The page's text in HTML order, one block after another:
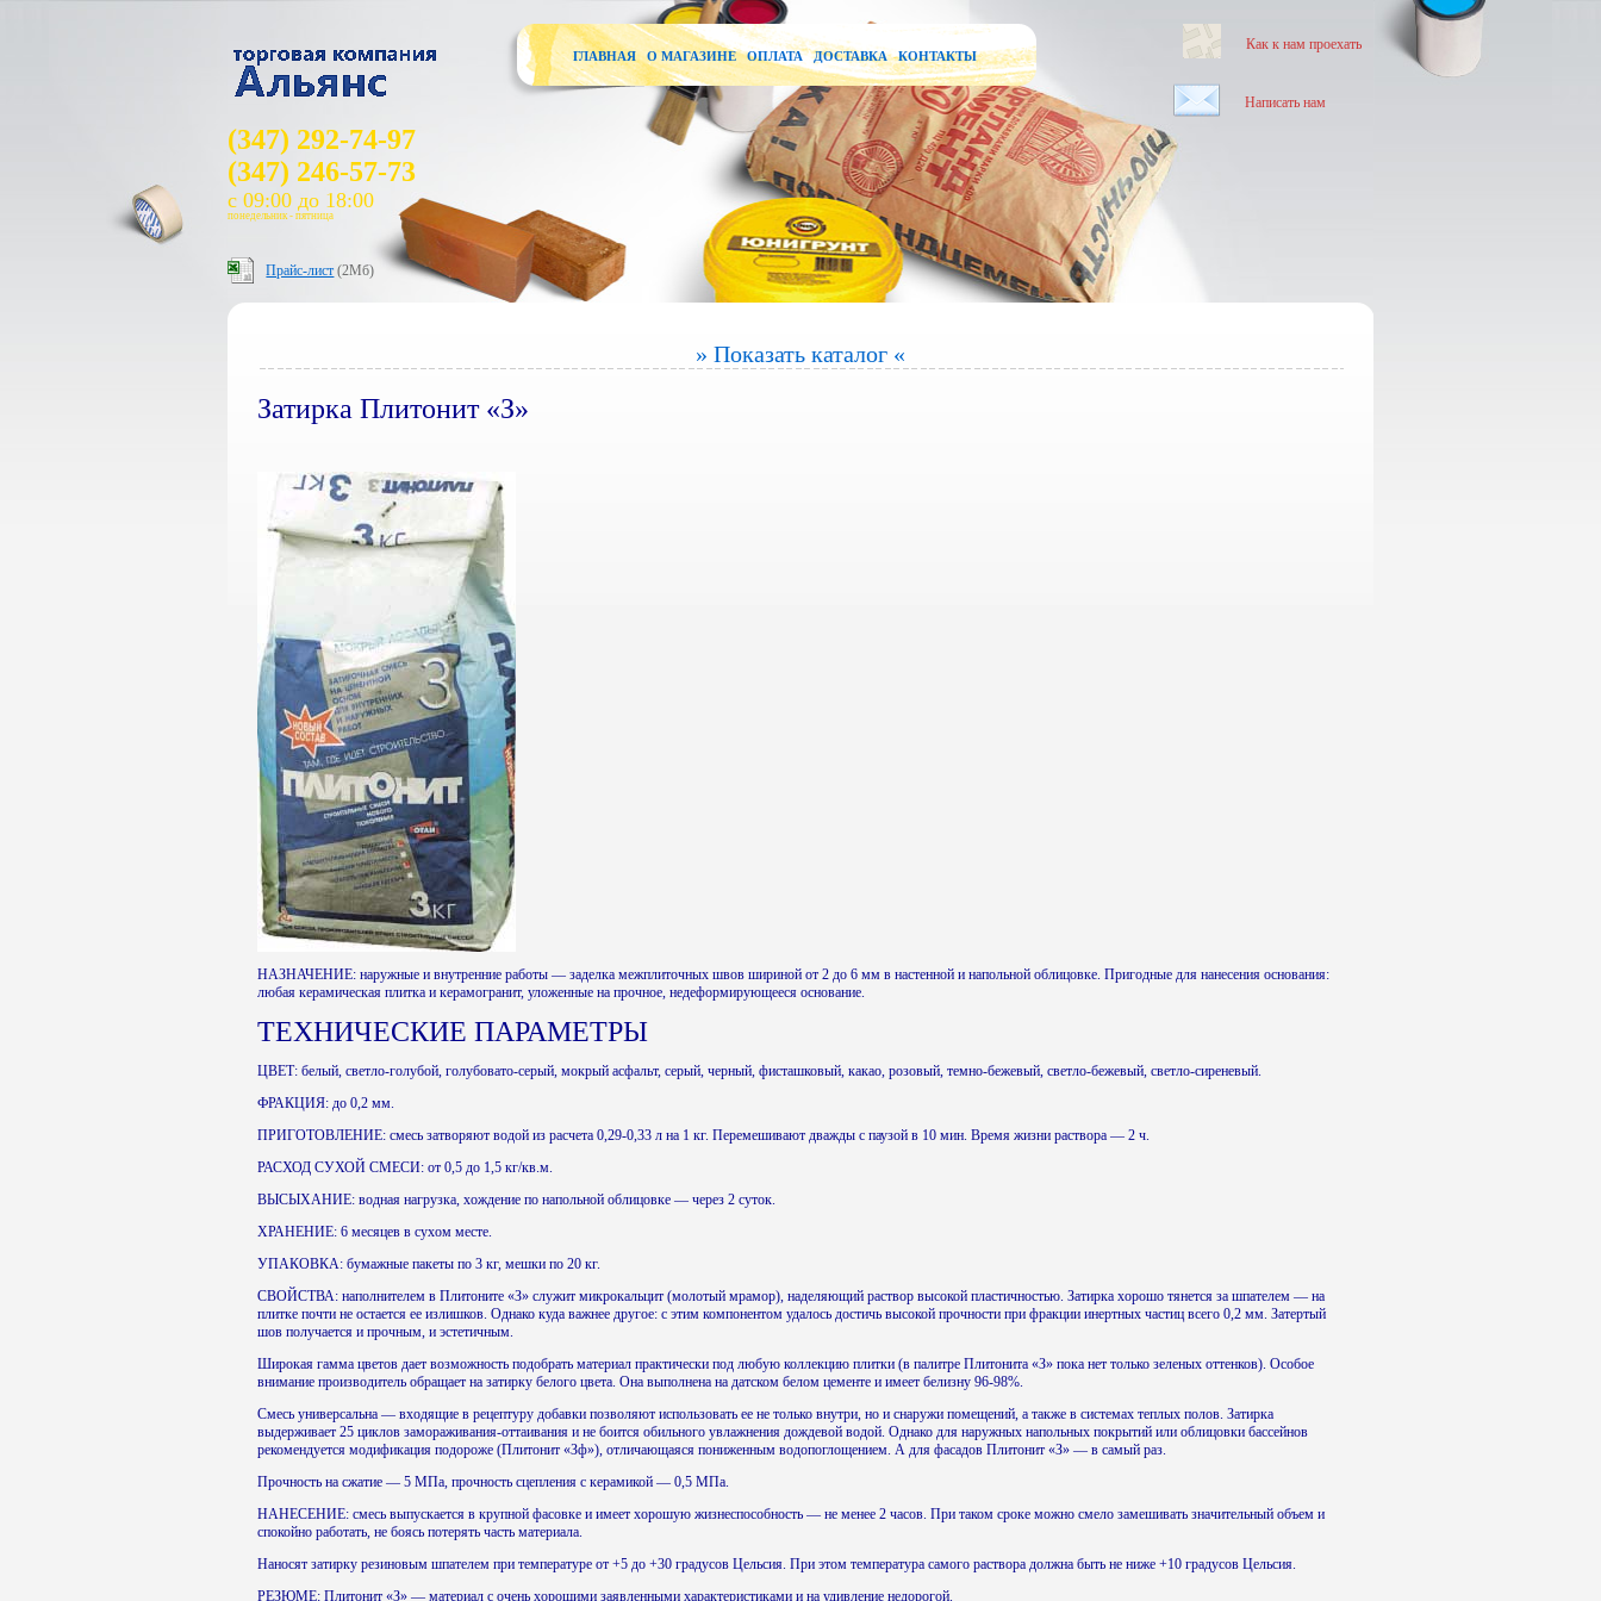
(347) 292-74-97
(347) 246-57-73
с 09:00 до 18:00
понедельник - пятница
Прайс-лист (2Мб)
ГЛАВНАЯ О МАГАЗИНЕ ОПЛАТА ДОСТАВКА КОНТАКТЫ
Как к нам проехать
Написать нам
» Показать каталог «
Затирка Плитонит «З»
НАЗНАЧЕНИЕ: наружные и внутренние работы — заделка межплиточных швов шириной от 2 до 6 мм в настенной и напольной облицовке. Пригодные для нанесения основания:
любая керамическая плитка и керамогранит, уложенные на прочное, недеформирующееся основание.
ТЕХНИЧЕСКИЕ ПАРАМЕТРЫ
ЦВЕТ: белый, светло-голубой, голубовато-серый, мокрый асфальт, серый, черный, фисташковый, какао, розовый, темно-бежевый, светло-бежевый, светло-сиреневый.
ФРАКЦИЯ: до 0,2 мм.
ПРИГОТОВЛЕНИЕ: смесь затворяют водой из расчета 0,29-0,33 л на 1 кг. Перемешивают дважды с паузой в 10 мин. Время жизни раствора — 2 ч.
РАСХОД СУХОЙ СМЕСИ: от 0,5 до 1,5 кг/кв.м.
ВЫСЫХАНИЕ: водная нагрузка, хождение по напольной облицовке — через 2 суток.
ХРАНЕНИЕ: 6 месяцев в сухом месте.
УПАКОВКА: бумажные пакеты по 3 кг, мешки по 20 кг.
СВОЙСТВА: наполнителем в Плитоните «З» служит микрокальцит (молотый мрамор), наделяющий раствор высокой пластичностью. Затирка хорошо тянется за шпателем — на
плитке почти не остается ее излишков. Однако куда важнее другое: с этим компонентом удалось достичь высокой прочности при фракции инертных частиц всего 0,2 мм. Затертый
шов получается и прочным, и эстетичным.
Широкая гамма цветов дает возможность подобрать материал практически под любую коллекцию плитки (в палитре Плитонита «З» пока нет только зеленых оттенков). Особое
внимание производитель обращает на затирку белого цвета. Она выполнена на датском белом цементе и имеет белизну 96-98%.
Смесь универсальна — входящие в рецептуру добавки позволяют использовать ее не только внутри, но и снаружи помещений, а также в системах теплых полов. Затирка
выдерживает 25 циклов замораживания-оттаивания и не боится обильного увлажнения дождевой водой. Однако для наружных напольных покрытий или облицовки бассейнов
рекомендуется модификация подороже (Плитонит «Зф»), отличающаяся пониженным водопоглощением. А для фасадов Плитонит «З» — в самый раз.
Прочность на сжатие — 5 МПа, прочность сцепления с керамикой — 0,5 МПа.
НАНЕСЕНИЕ: смесь выпускается в крупной фасовке и имеет хорошую жизнеспособность — не менее 2 часов. При таком сроке можно смело замешивать значительный объем и
спокойно работать, не боясь потерять часть материала.
Наносят затирку резиновым шпателем при температуре от +5 до +30 градусов Цельсия. При этом температура самого раствора должна быть не ниже +10 градусов Цельсия.
РЕЗЮМЕ: Плитонит «З» — материал с очень хорошими заявленными характеристиками и на удивление недорогой.